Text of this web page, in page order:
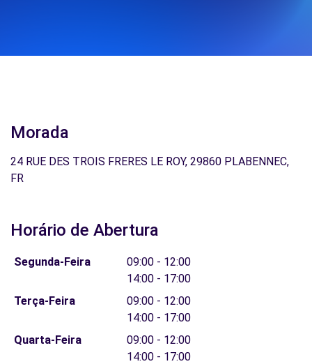
Morada
24 RUE DES TROIS FRERES LE ROY, 29860 PLABENNEC,
FR
Horário de Abertura
Segunda-Feira
09:00 - 12:00
14:00 - 17:00
Terça-Feira
09:00 - 12:00
14:00 - 17:00
Quarta-Feira
09:00 - 12:00
14:00 - 17:00